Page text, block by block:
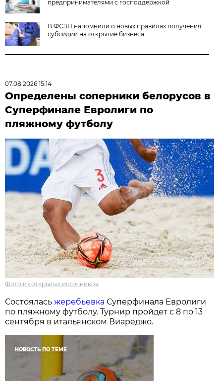
предпринимателями с господдержкой
В ФСЗН напомнили о новых правилах получения
субсидии на открытие бизнеса
07.08.2026 15:14
Определены соперники белорусов в
Суперфинале Евролиги по
пляжному футболу
Фото из открытых источников
Состояласьжеребьевка Суперфинала Евролиги
по пляжному футболу. Турнир пройдет с 8 по 13
сентября в итальянском Виареджо.
НОВОСТЬ ПО ТЕМЕ